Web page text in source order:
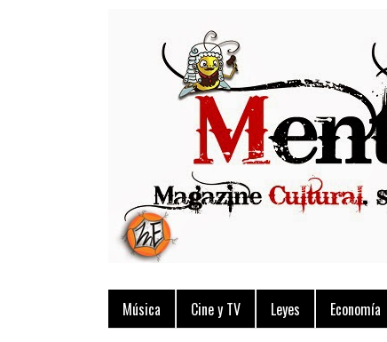
Música Cine y TV Leyes Economía